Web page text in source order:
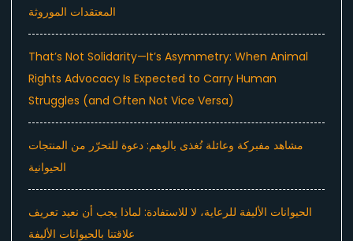
المعتقدات الموروثة
That’s Not Solidarity—It’s Asymmetry: When Animal
Rights Advocacy Is Expected to Carry Human
Struggles (and Often Not Vice Versa)
مشاهد مفبركة وعائلة تُغذى بالوهم: دعوة للتحرّر من المنتجات
الحيوانية
الحيوانات الأليفة للرعاية، لا للاستفادة: لماذا يجب أن نعيد تعريف
علاقتنا بالحيوانات الأليفة